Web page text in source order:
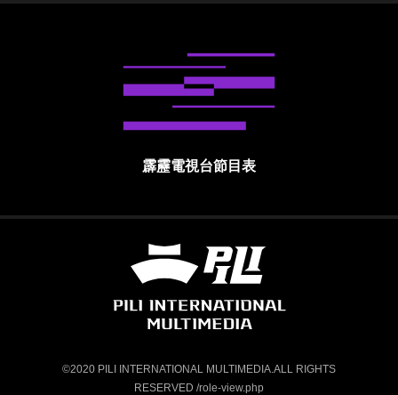
霹靂電視台節目表
霹靂國際多媒體股份有限公司 PILI
©2020 PILI INTERNATIONAL MULTIMEDIA.ALL RIGHTS
RESERVED /role-view.php